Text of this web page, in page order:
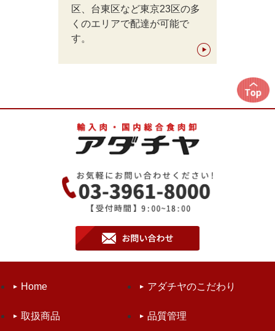
区、台東区など東京23区の多
くのエリアで配達が可能で
す。
Home アダチヤのこだわり
取扱商品 品質管理